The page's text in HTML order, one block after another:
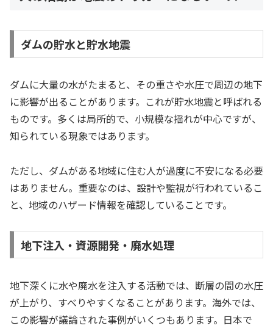
ダムの貯水と貯水地震
ダムに大量の水がたまると、その重さや水圧で周辺の地下
に影響が出ることがあります。これが貯水地震と呼ばれる
ものです。多くは局所的で、小規模な揺れが中心ですが、
知られている現象ではあります。
ただし、ダムがある地域に住む人が過度に不安になる必要
はありません。重要なのは、設計や監視が行われているこ
と、地域のハザード情報を確認していることです。
地下注入・資源開発・廃水処理
地下深くに水や廃水を注入する活動では、断層の間の水圧
が上がり、すべりやすくなることがあります。海外では、
この影響が議論された事例がいくつもあります。日本で